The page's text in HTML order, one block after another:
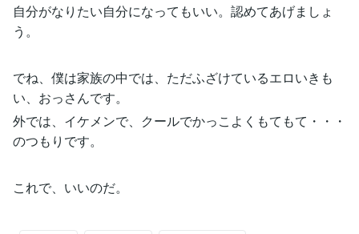
自分がなりたい自分になってもいい。認めてあげましょ
う。
でね、僕は家族の中では、ただふざけているエロいきも
い、おっさんです。
外では、イケメンで、クールでかっこよくもてもて・・・
のつもりです。
これで、いいのだ。